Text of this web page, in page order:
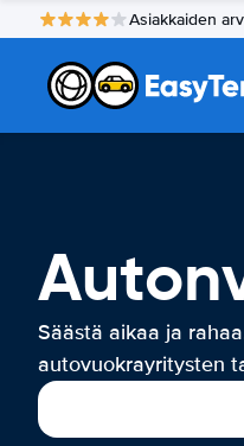
Asiakkaiden
Säästä aikaa ja
autovuokrayritysten